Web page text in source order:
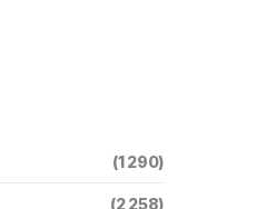
(1 290)
(2 258)